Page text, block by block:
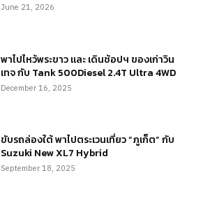
June 21, 2026
พาไปไหว้พระขาว และ เดินช้อปฯ ของเก่าวิน
เทจ กับ Tank 500Diesel 2.4T Ultra 4WD
December 16, 2025
ขับรถล่องใต้ พาไปตระเวนเที่ยว “ภูเก็ต” กับ
Suzuki New XL7 Hybrid
September 18, 2025